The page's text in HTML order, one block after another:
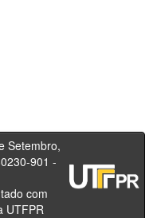
901 -
Brasil
com
UTFPR